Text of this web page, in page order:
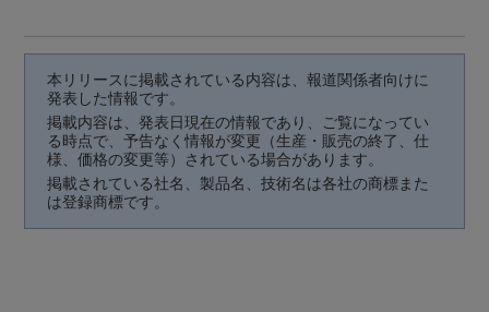
本リリースに掲載されている内容は、報道関係者向けに
発表した情報です。
掲載内容は、発表日現在の情報であり、ご覧になってい
る時点で、予告なく情報が変更（生産・販売の終了、仕
様、価格の変更等）されている場合があります。
掲載されている社名、製品名、技術名は各社の商標また
は登録商標です。